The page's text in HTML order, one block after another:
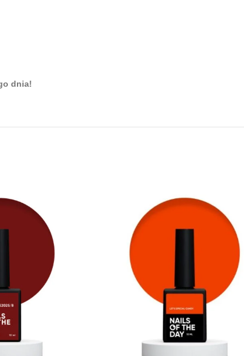
dnia!